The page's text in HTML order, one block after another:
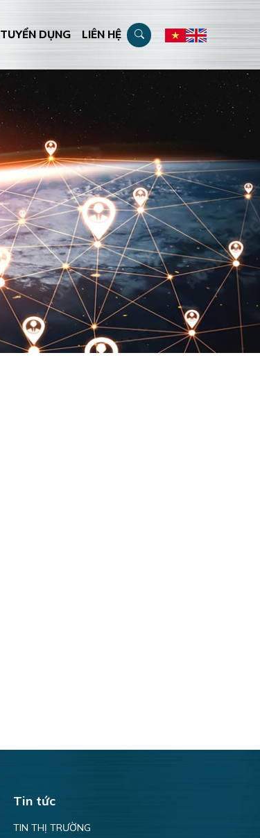
TUYỂN DỤNG LIÊN HỆ
Tin tức
TIN THỊ TRƯỜNG